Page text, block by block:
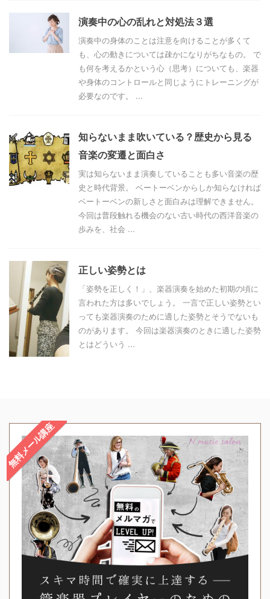
演奏中の心の乱れと対処法３選
演奏中の身体のことは注意を向けることが多くて
も、心の動きについては疎かになりがちなもの。 で
も何を考えるかという心（思考）についても、楽器
や身体のコントロールと同じようにトレーニングが
必要なのです。 ...
知らないまま吹いている？歴史から見る
音楽の変遷と面白さ
実は知らないまま演奏していることも多い音楽の歴
史と時代背景。 ベートーベンからしか知らなければ
ベートーベンの新しさと面白みは理解できません。
今回は普段触れる機会のない古い時代の西洋音楽の
歩みを、社会 ...
正しい姿勢とは
「姿勢を正しく！」、楽器演奏を始めた初期の頃に
言われた方は多いでしょう。 一言で正しい姿勢とい
っても楽器演奏のために適した姿勢とそうでないも
のがあります。 今回は楽器演奏のときに適した姿勢
とはどういう ...
無料メール講座